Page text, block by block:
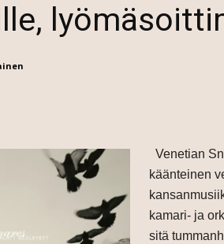
Venetian
käänteinen
kamari- ja
sitä